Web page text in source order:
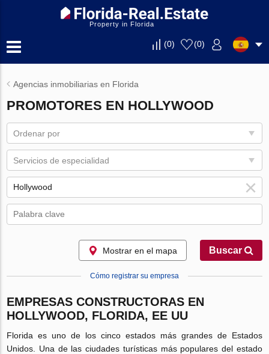
Property in Florida
(0) (0)
Agencias inmobiliarias en Florida
PROMOTORES EN HOLLYWOOD
Ordenar por
Servicios de especialidad
Mostrar en el mapa Buscar
Cómo registrar su empresa
EMPRESAS CONSTRUCTORAS EN
HOLLYWOOD, FLORIDA, EE UU
Florida es uno de los cinco estados más grandes de Estados
Unidos. Una de las ciudades turísticas más populares del estado